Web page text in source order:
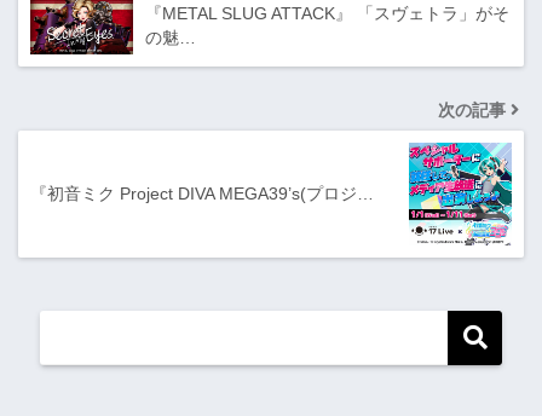
『METAL SLUG ATTACK』 「スヴェトラ」がそ
の魅…
次の記事
『初音ミク Project DIVA MEGA39’s(プロジ…